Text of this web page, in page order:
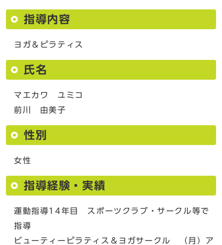
指導内容
ヨガ＆ピラティス
氏名
マエカワ ユミコ
前川 由美子
性別
女性
指導経験・実績
運動指導14年目 スポーツクラブ・サークル等で
指導
ビューティーピラティス＆ヨガサークル （月）ア